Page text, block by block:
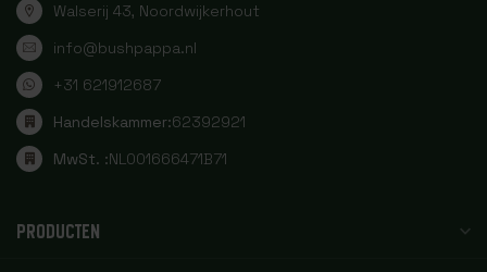
Walserij 43, Noordwijkerhout
info@bushpappa.nl
+31 621912687
Handelskammer:62392921
MwSt. :NL001666471B71
PRODUCTEN